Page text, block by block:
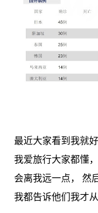
最近大家看到我就
我爱旅行大家都懂
会离我远一点， 然
我都告诉他们我才